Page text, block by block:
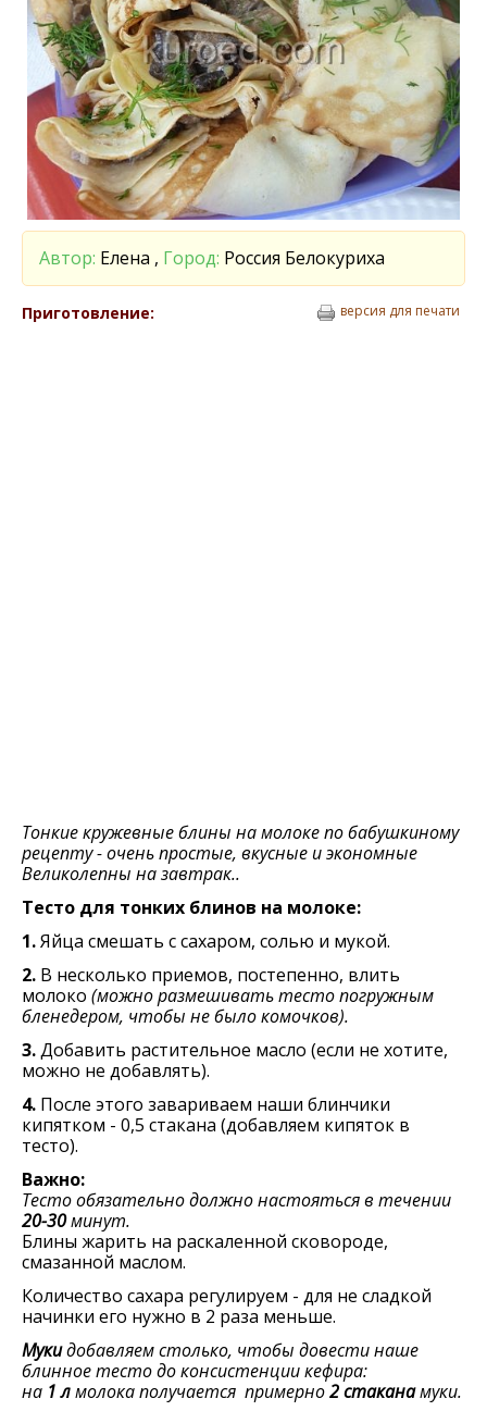
Автор: Елена , Город: Россия Белокуриха
Приготовление: версия для печати
Тонкие кружевные блины на молоке по бабушкиному
рецепту - очень простые, вкусные и экономные
Великолепны на завтрак..
Тесто для тонких блинов на молоке:
1.Яйца смешать с сахаром, солью и мукой.
2. В несколько приемов, постепенно, влить
молоко (можно размешивать тесто погружным
бленедером, чтобы не было комочков).
3.Добавить растительное масло (если не хотите,
можно не добавлять).
4. После этого завариваем наши блинчики
кипятком - 0,5 стакана (добавляем кипяток в
тесто).
Важно:
Тесто обязательно должно настояться в течении
20-30минут.
Блины жарить на раскаленной сковороде,
смазанной маслом.
Количество сахара регулируем - для не сладкой
начинки его нужно в 2 раза меньше.
Мукидобавляем столько, чтобы довести наше
блинное тесто до консистенции кефира:
на 1 лмолока получается примерно2стаканамуки.